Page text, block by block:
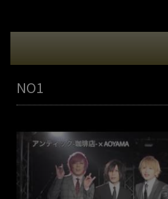
NO1